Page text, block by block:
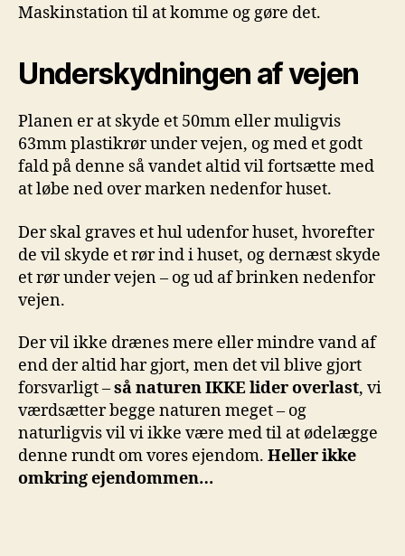
Maskinstation til at komme og gøre det.
Underskydningen af vejen
Planen er at skyde et 50mm eller muligvis
63mm plastikrør under vejen, og med et godt
fald på denne så vandet altid vil fortsætte med
at løbe ned over marken nedenfor huset.
Der skal graves et hul udenfor huset, hvorefter
de vil skyde et rør ind i huset, og dernæst skyde
et rør under vejen – og ud af brinken nedenfor
vejen.
Der vil ikke drænes mere eller mindre vand af
end der altid har gjort, men det vil blive gjort
forsvarligt –så naturen IKKE lider overlast, vi
værdsætter begge naturen meget – og
naturligvis vil vi ikke være med til at ødelægge
denne rundt om vores ejendom. Heller ikke
omkring ejendommen…